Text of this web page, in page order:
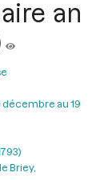
an
décembre au 19
Briey,